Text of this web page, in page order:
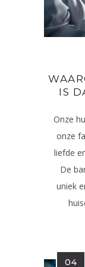
IS
Onze
onze
liefde
De
uniek
04